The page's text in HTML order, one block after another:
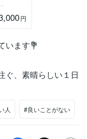
心に寄り添います☆
円
います💐
ぐ、素晴らしい１日
人 #良いことがない